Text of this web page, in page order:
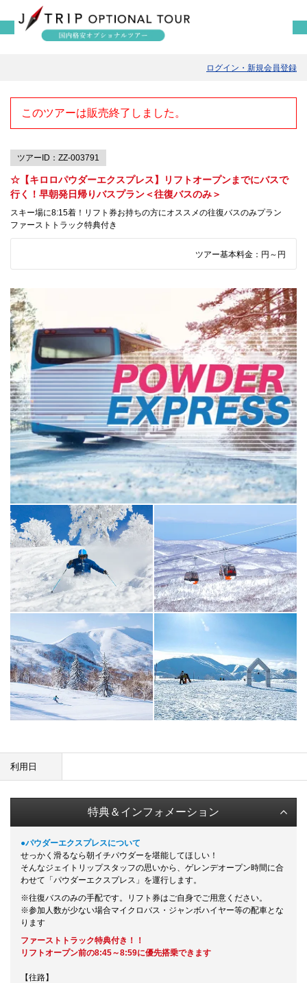
ログイン・新規会員登録
このツアーは販売終了しました。
ツアーID：ZZ-003791
☆【キロロパウダーエクスプレス】リフトオープンまでにバスで
行く！早朝発日帰りバスプラン＜往復バスのみ＞
スキー場に8:15着！リフト券お持ちの方にオススメの往復バスのみプラン
ファーストトラック特典付き
ツアー基本料金： 円～ 円
利用日
特典＆インフォメーション
●パウダーエクスプレスについて
せっかく滑るなら朝イチパウダーを堪能してほしい！
そんなジェイトリップスタッフの思いから、ゲレンデオープン時間に合
わせて「パウダーエクスプレス」を運行します。
※往復バスのみの手配です。リフト券はご自身でご用意ください。
※参加人数が少ない場合マイクロバス・ジャンボハイヤー等の配車とな
ります
ファーストトラック特典付き！！
リフトオープン前の8:45～8:59に優先搭乗できます
【往路】